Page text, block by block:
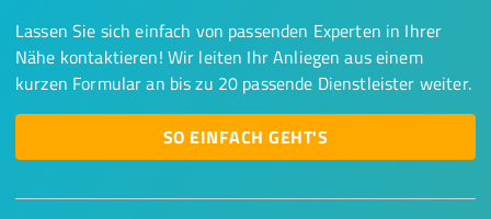
Lassen Sie sich einfach von passenden Experten in Ihrer
Nähe kontaktieren! Wir leiten Ihr Anliegen aus einem
kurzen Formular an bis zu 20 passende Dienstleister weiter.
SO EINFACH GEHT'S